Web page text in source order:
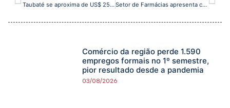
Taubaté se aproxima de US$ 250 milhões em exportações e tem melhor primeiro quadrimestre desde 2019 Setor de Farmácias apresenta crescimento acelerado na RM Vale
Comércio da região perde 1.590
empregos formais no 1º semestre,
pior resultado desde a pandemia
03/08/2026